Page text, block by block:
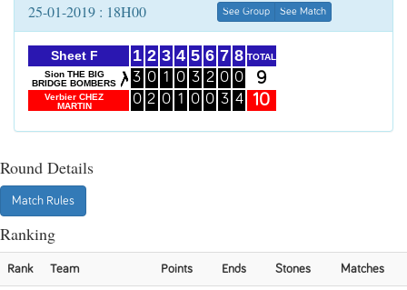
25-01-2019 : 18H00 See Group See Match
Sheet F
Sion THE BIG
BRIDGE BOMBERS
Verbier CHEZ
MARTIN
1
3
0
2
0
2
3
1
0
4
0
1
5
3
0
6
2
0
7
0
3
8
0
4
TOTAL
9
10
Round Details
Match Rules
Ranking
Rank Team Points Ends Stones Matches